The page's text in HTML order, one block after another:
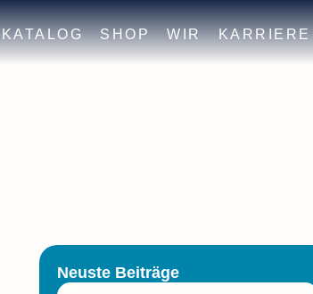
KATALOG SHOP WIR KARRIERE
Neuste Beiträge